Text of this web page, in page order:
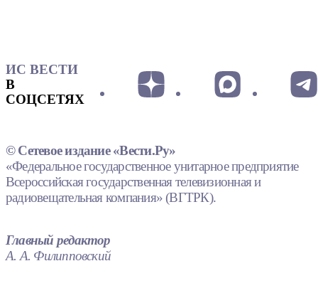
ИС ВЕСТИ
В
СОЦСЕТЯХ
© Сетевое издание «Вести.Ру»
«Федеральное государственное унитарное предприятие
Всероссийская государственная телевизионная и
радиовещательная компания» (ВГТРК).
Главный редактор
А. А. Филипповский